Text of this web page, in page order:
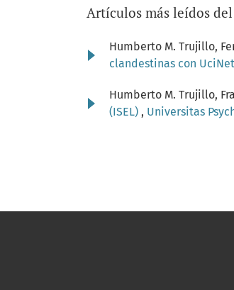
Artículos más leídos
Humberto M. Trujillo,
clandestinas con
Humberto M. Trujillo,
(ISEL) , Universitas